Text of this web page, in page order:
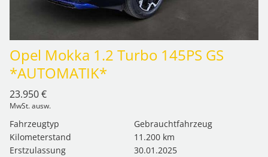
Opel Mokka 1.2 Turbo 145PS GS
*AUTOMATIK*
23.950 €
MwSt. ausw.
Fahrzeugtyp
Gebrauchtfahrzeug
Kilometerstand
11.200 km
Erstzulassung
30.01.2025